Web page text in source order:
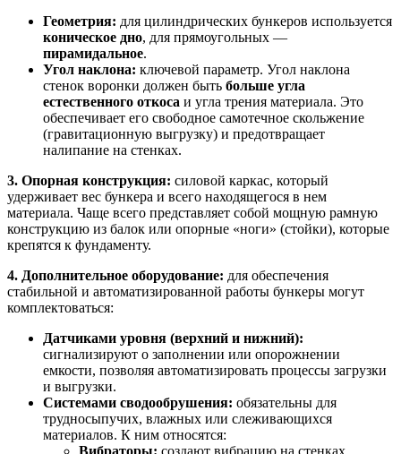
Геометрия: для цилиндрических бункеров используется
коническое дно, для прямоугольных —
пирамидальное.
Угол наклона: ключевой параметр. Угол наклона
стенок воронки должен быть больше угла
естественного откоса и угла трения материала. Это
обеспечивает его свободное самотечное скольжение
(гравитационную выгрузку) и предотвращает
налипание на стенках.
3. Опорная конструкция: силовой каркас, который
удерживает вес бункера и всего находящегося в нем
материала. Чаще всего представляет собой мощную рамную
конструкцию из балок или опорные «ноги» (стойки), которые
крепятся к фундаменту.
4. Дополнительное оборудование: для обеспечения
стабильной и автоматизированной работы бункеры могут
комплектоваться:
Датчиками уровня (верхний и нижний):
сигнализируют о заполнении или опорожнении
емкости, позволяя автоматизировать процессы загрузки
и выгрузки.
Системами сводообрушения: обязательны для
трудносыпучих, влажных или слеживающихся
материалов. К ним относятся: